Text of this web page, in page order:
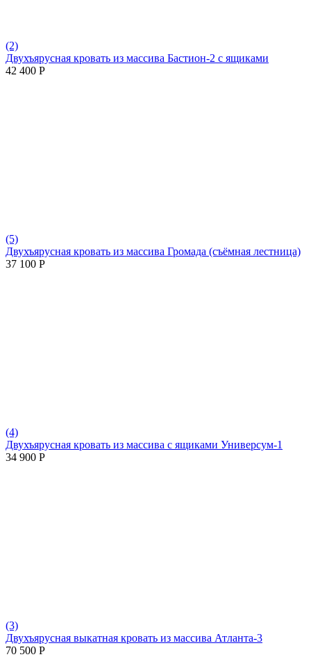
(2)
Двухъярусная кровать из массива Бастион-2 с ящиками
42 400 Р
(5)
Двухъярусная кровать из массива Громада (съёмная лестница)
37 100 Р
(4)
Двухъярусная кровать из массива с ящиками Универсум-1
34 900 Р
(3)
Двухъярусная выкатная кровать из массива Атланта-3
70 500 Р